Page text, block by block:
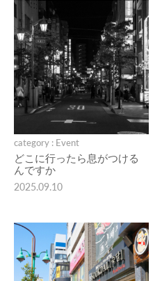
category : Event
どこに行ったら息がつける
んですか
2025.09.10